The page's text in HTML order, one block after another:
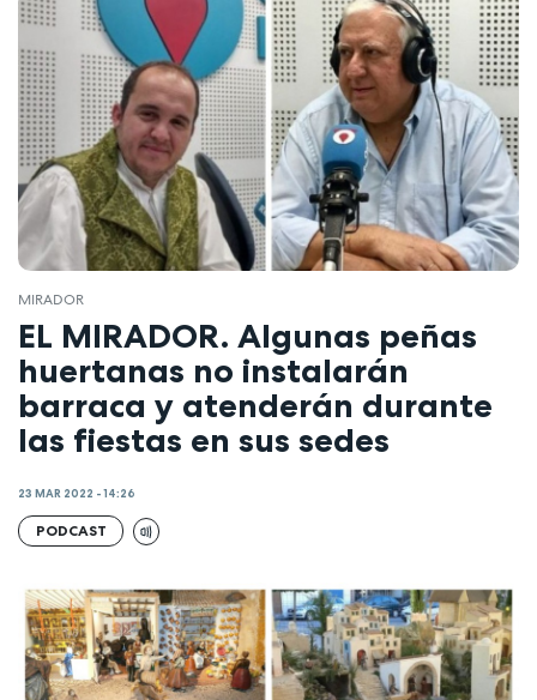
MIRADOR
EL MIRADOR. Algunas peñas
huertanas no instalarán
barraca y atenderán durante
las fiestas en sus sedes
23 MAR 2022 - 14:26
PODCAST